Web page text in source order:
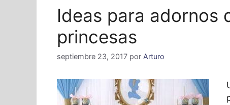
Ideas para adornos
princesas
septiembre 23, 2017 por Arturo